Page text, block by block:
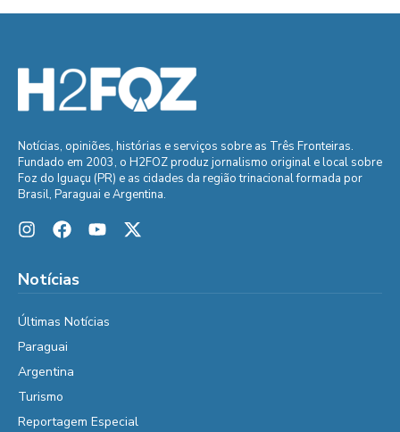
Notícias, opiniões, histórias e serviços sobre as Três Fronteiras.
Fundado em 2003, o H2FOZ produz jornalismo original e local sobre
Foz do Iguaçu (PR) e as cidades da região trinacional formada por
Brasil, Paraguai e Argentina.
Notícias
Últimas Notícias
Paraguai
Argentina
Turismo
Reportagem Especial